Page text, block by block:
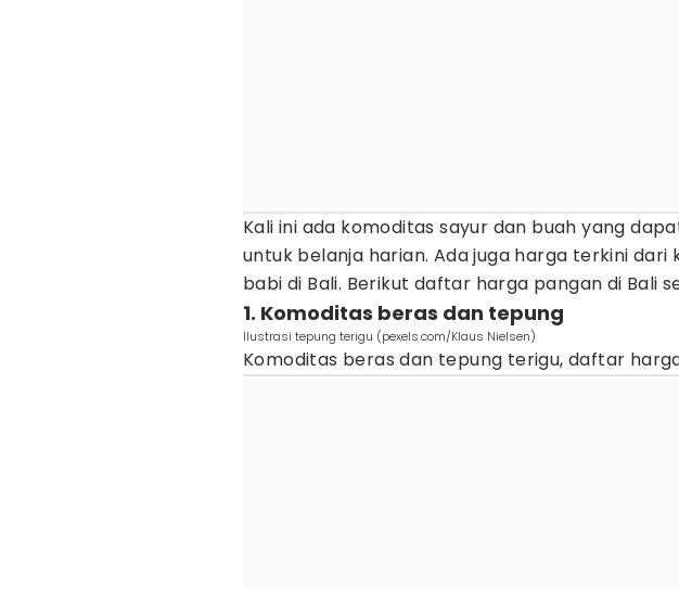
Kali ini ada komoditas sayur dan buah yang
untuk belanja harian. Ada juga harga terkini dari
babi di Bali. Berikut daftar harga pangan di Bali
1. Komoditas beras dan tepung
Ilustrasi tepung terigu (pexels.com/Klaus Nielsen)
Komoditas beras dan tepung terigu, daftar